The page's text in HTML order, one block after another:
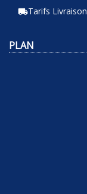
local_shippingTarifs Livraison
PLAN